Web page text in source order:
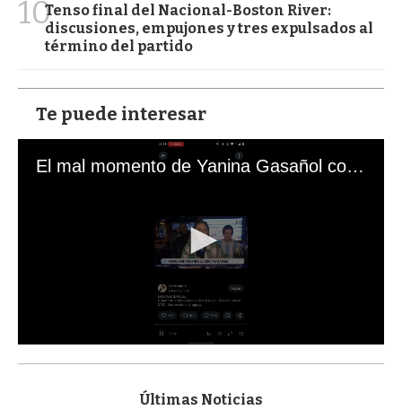
10Tenso final del Nacional-Boston River:
discusiones, empujones y tres expulsados al
término del partido
Te puede interesar
El mal momento de Yanina Gasañol con un hincha argentino en "Subrayado"
s
Últimas Noticias